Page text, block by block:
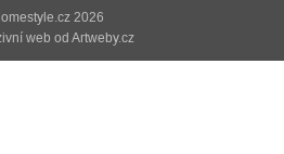
2026
web od Artweby.cz